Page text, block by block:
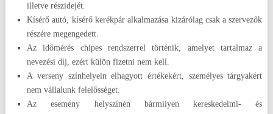
illetve részidejét.
Kísérő autó, kísérő kerékpár alkalmazása kizárólag csak a szervezők
részére megengedett.
Az időmérés chipes rendszerrel történik, amelyet tartalmaz a
nevezési díj, ezért külön fizetni nem kell.
A verseny színhelyein elhagyott értékekért, személyes tárgyakért
nem vállalunk felelősséget.
Az esemény helyszínén bármilyen kereskedelmi- és